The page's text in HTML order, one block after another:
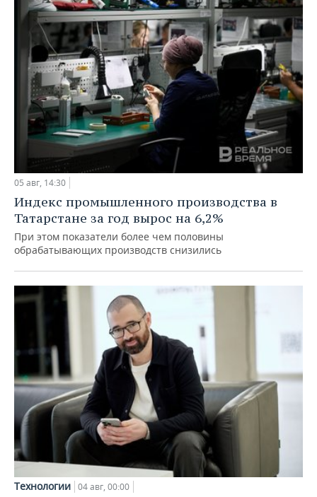
05 авг, 14:30
Индекс промышленного производства в
Татарстане за год вырос на 6,2%
При этом показатели более чем половины
обрабатывающих производств снизились
Технологии 04 авг, 00:00